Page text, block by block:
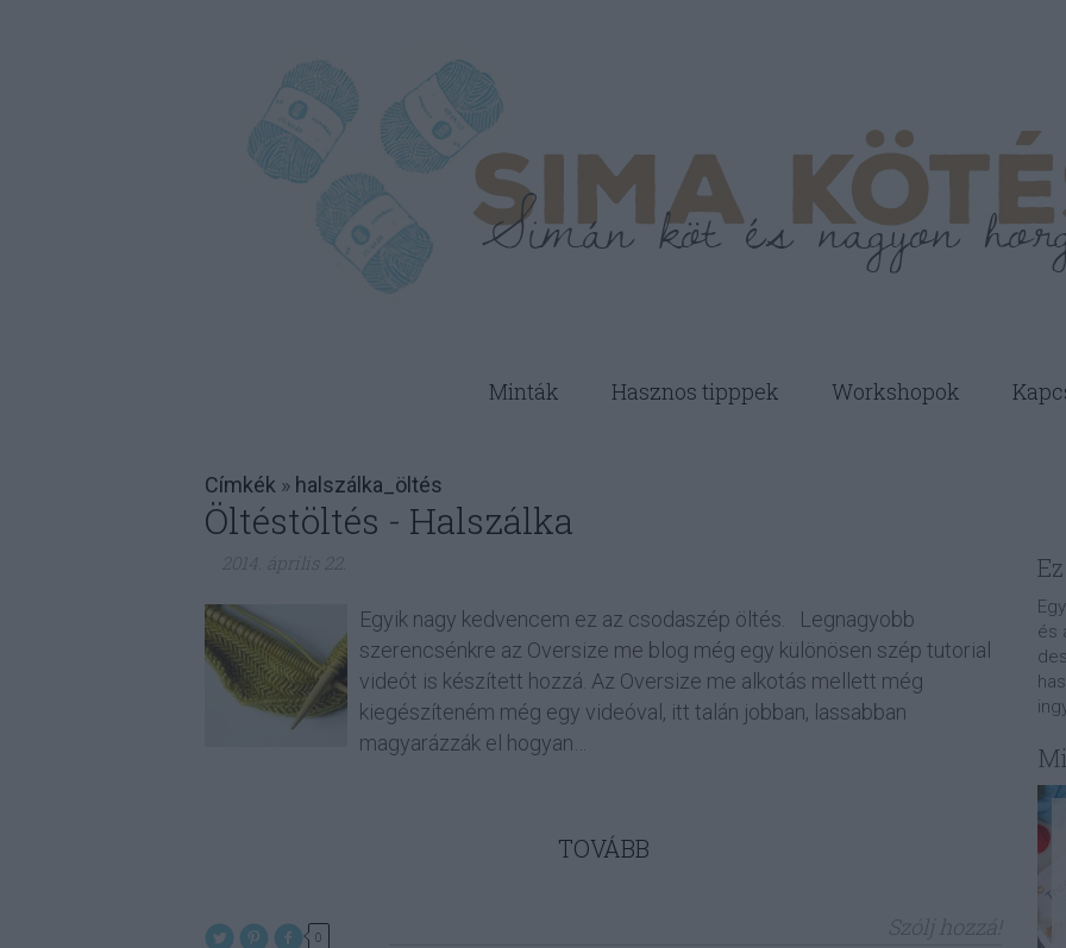
Minták Hasznos tipppek Workshopok
Címkék » halszálka_öltés
Öltéstöltés - Halszálka
2014. április 22.
Egyik nagy kedvencem ez az csodaszép öltés. Legnagyobb
szerencsénkre az Oversize me blog még egy különösen szép tutorial
videót is készített hozzá. Az Oversize me alkotás mellett még
kiegészíteném még egy videóval, itt talán jobban, lassabban
magyarázzák el hogyan…
TOVÁBB
0
Szólj hozzá!
és